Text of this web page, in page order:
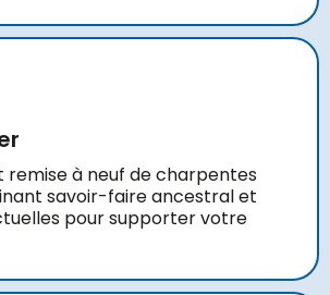
remise à neuf de charpentes
savoir-faire ancestral et
pour supporter votre